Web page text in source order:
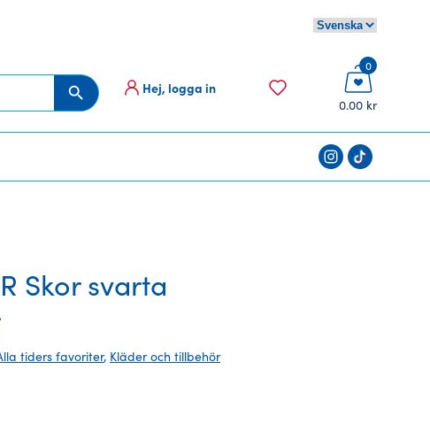
Sökknapp Hej, logga in
0
0.00 kr
Skor svarta
tiders favoriter, Kläder och tillbehör